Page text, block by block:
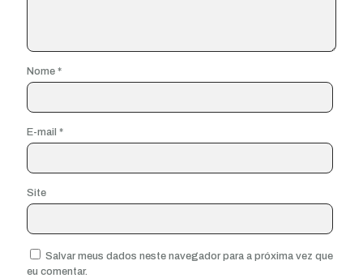
Nome *
E-mail *
Site
Salvar meus dados neste navegador para a próxima vez que
eu comentar.